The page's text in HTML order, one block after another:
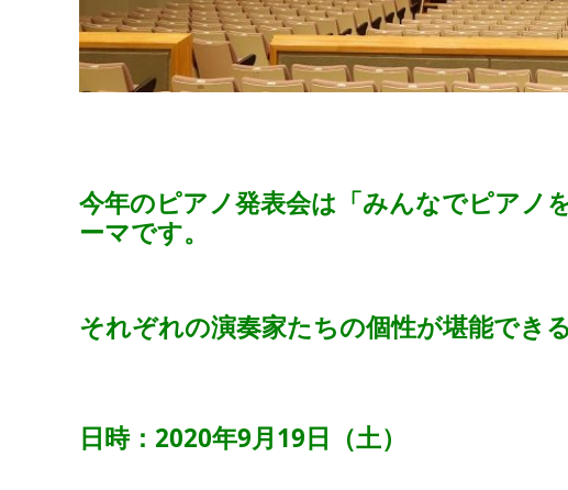
今年のピアノ発表会は「みんなでピアノ
ーマです。
それぞれの演奏家たちの個性が堪能でき
日時：2020年9月19日（土）